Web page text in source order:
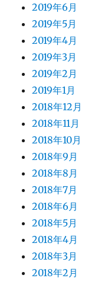
2019年6月
2019年5月
2019年4月
2019年3月
2019年2月
2019年1月
2018年12月
2018年11月
2018年10月
2018年9月
2018年8月
2018年7月
2018年6月
2018年5月
2018年4月
2018年3月
2018年2月